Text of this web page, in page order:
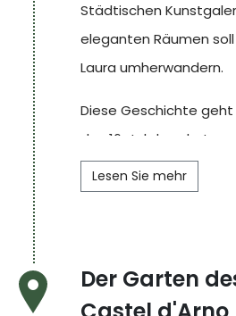
Städtischen
eleganten Räumen
Laura umherwandern.
Diese Geschichte
des 16. Jahrhunderts
Condottiero
Angela Paola dei Rossi
Frauenheld bekannt
eine junge Frau
Lesen Sie mehr
Der Garten